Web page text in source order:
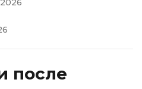
после